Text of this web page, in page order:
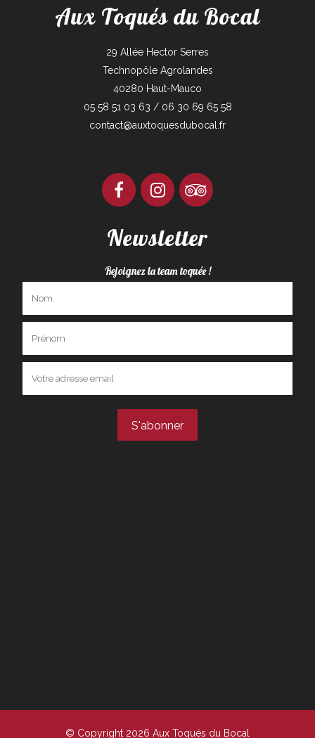
Aux Toqués du Bocal
29 Allée Hector Serres
Technopôle Agrolandes
40280 Haut-Mauco
05 58 51 03 63 / 06 30 69 65 58
contact@auxtoquesdubocal.fr
Newsletter
Rejoignez la team toquée !
© Copyright 2026 Aux Toqués du Bocal